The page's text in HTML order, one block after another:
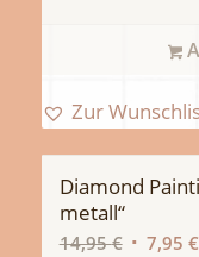
58,50 €
Zur
Diamond
metall“
14,95€ 7,95 €